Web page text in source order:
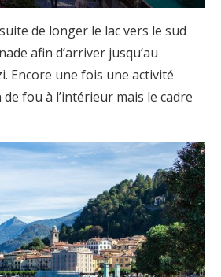
de longer le lac vers le sud
afin d’arriver jusqu’au
Encore une fois une activité
de fou à l’intérieur mais le cadre